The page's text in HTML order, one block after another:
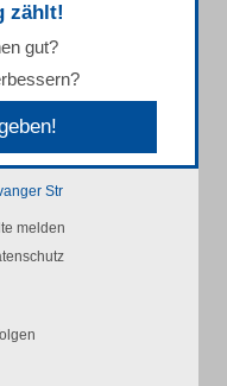
zählt!
gut?
Str
melden